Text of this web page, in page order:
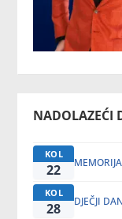
NADOLAZEĆI
KOL
22
KOL
28 DJEČJI